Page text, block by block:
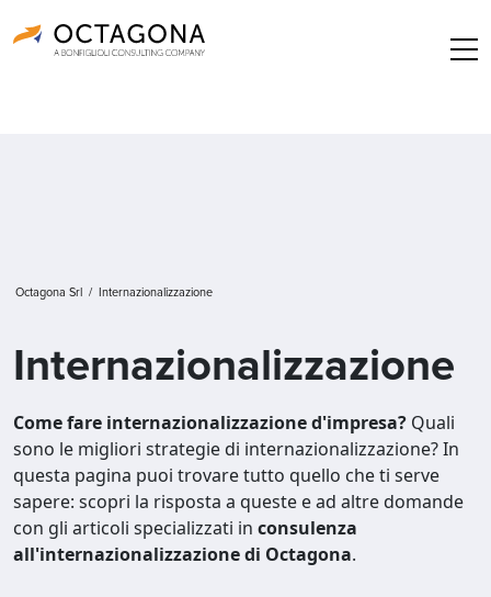
Octagona Srl / Internazionalizzazione
Internazionalizzazione
Come fare internazionalizzazione d'impresa? Quali
sono le migliori strategie di internazionalizzazione? In
questa pagina puoi trovare tutto quello che ti serve
sapere: scopri la risposta a queste e ad altre domande
con gli articoli specializzati in consulenza
all'internazionalizzazione di Octagona.